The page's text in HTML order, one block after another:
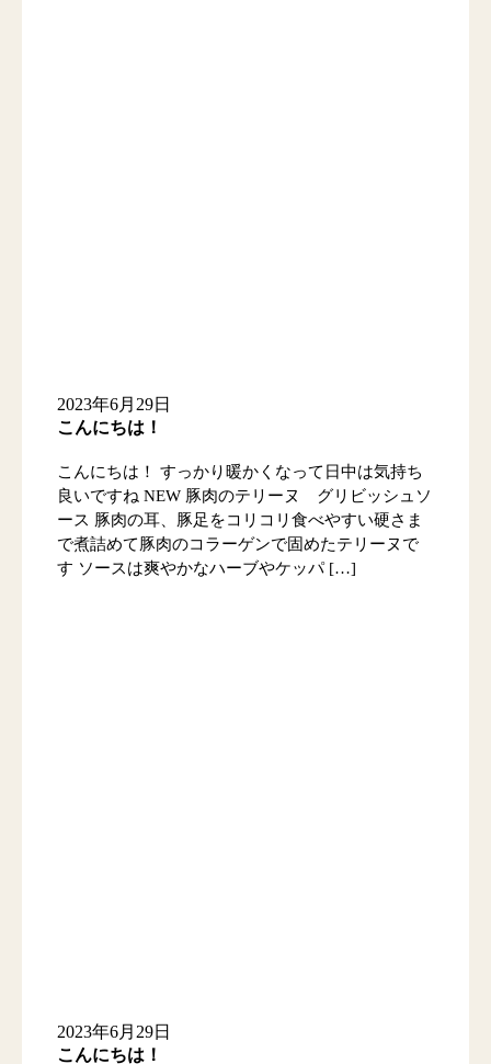
2023年6月29日
こんにちは！
こんにちは！ すっかり暖かくなって日中は気持ち
良いですね NEW 豚肉のテリーヌ グリビッシュソ
ース 豚肉の耳、豚足をコリコリ食べやすい硬さま
で煮詰めて豚肉のコラーゲンで固めたテリーヌで
す ソースは爽やかなハーブやケッパ […]
2023年6月29日
こんにちは！